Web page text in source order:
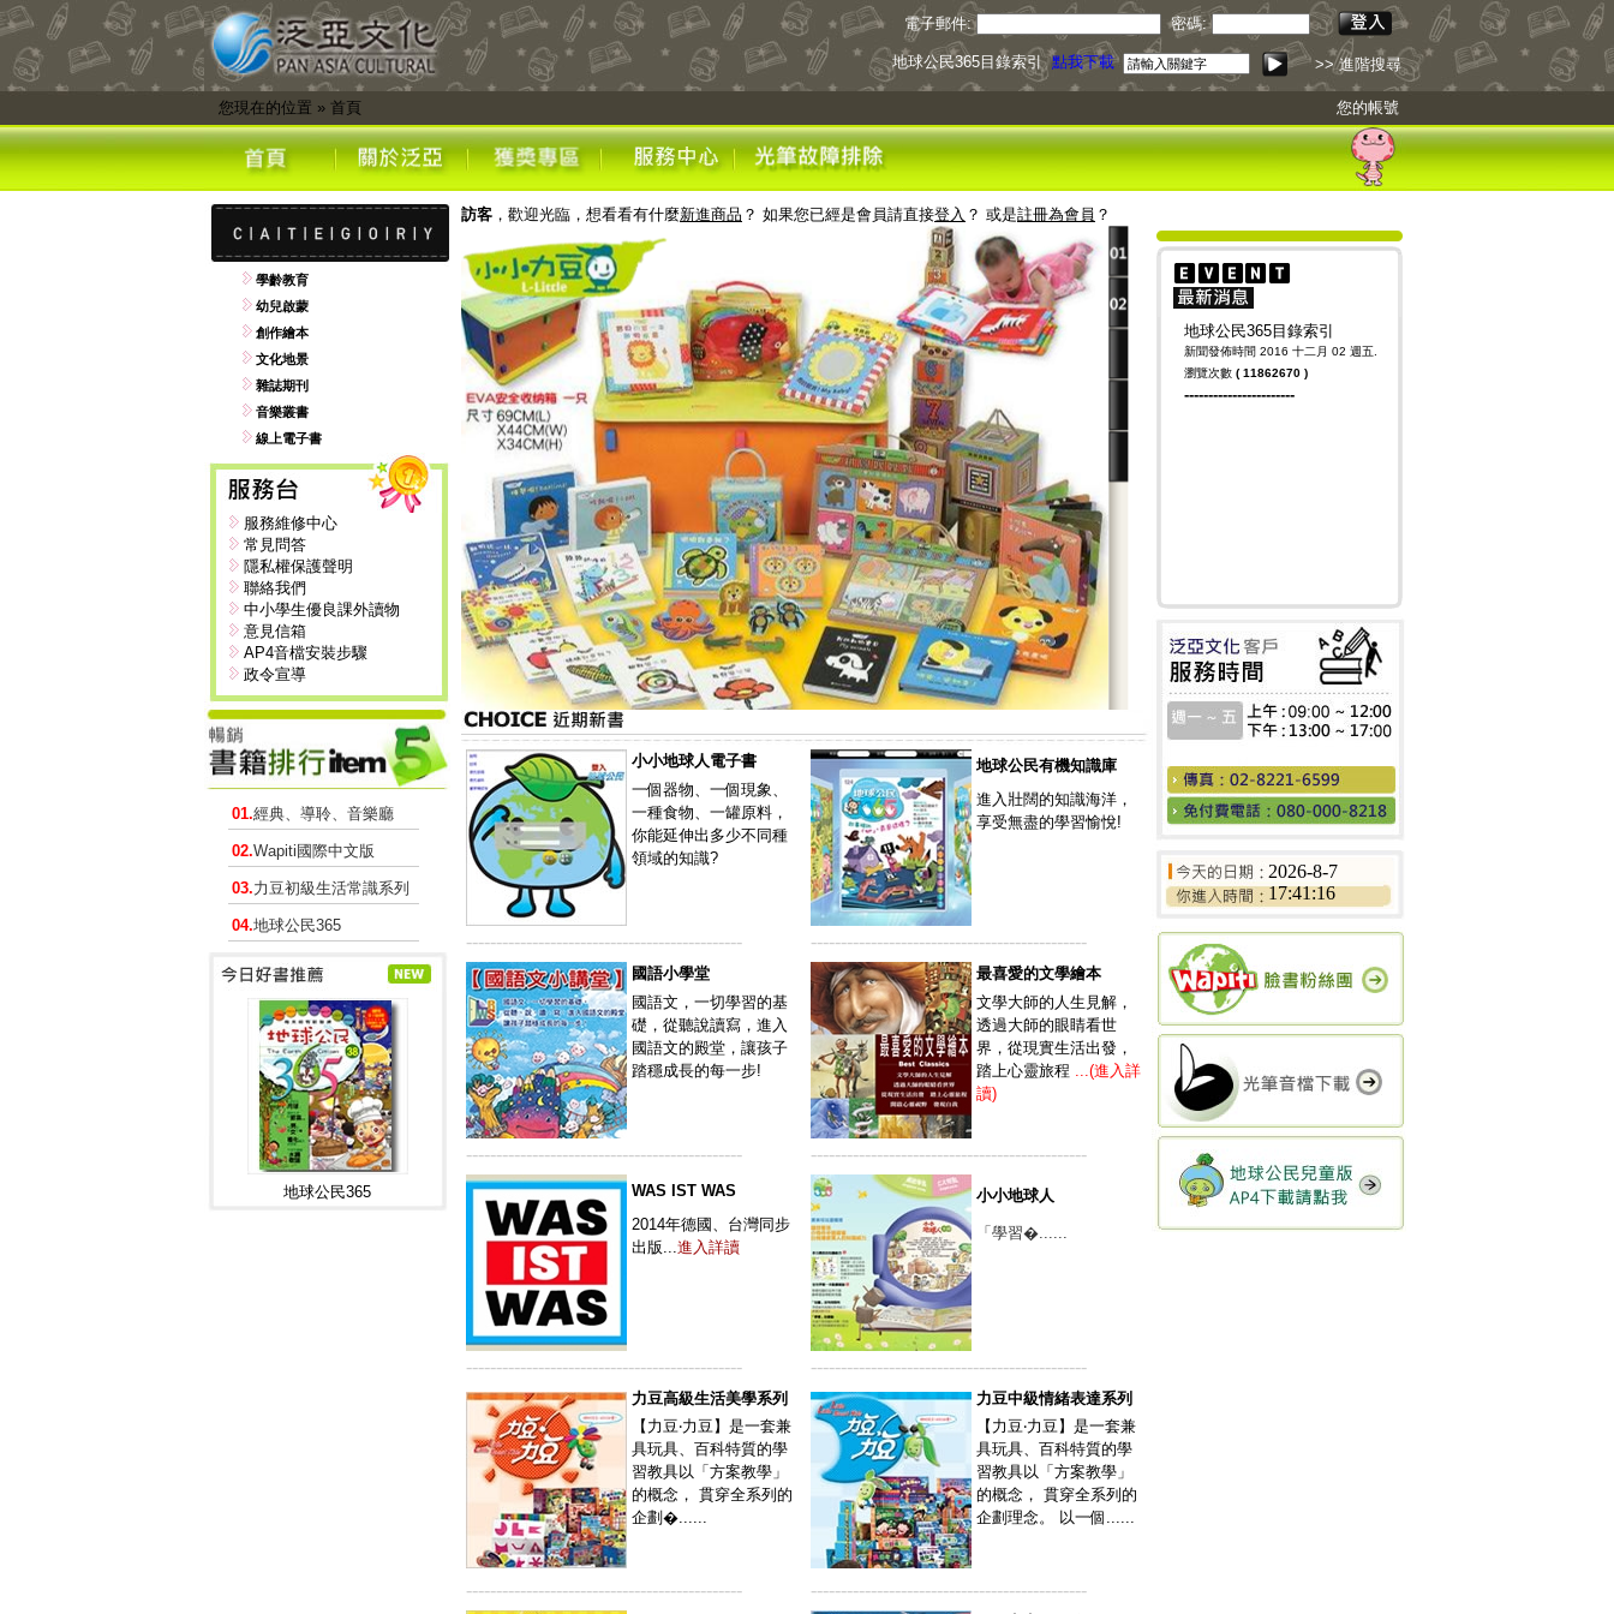
電子郵件: 密碼:
地球公民365目錄索引點我下載 >> 進階搜尋
您現在的位置 » 首頁 您的帳號
學齡教育
幼兒啟蒙
創作繪本
文化地景
雜誌期刊
音樂叢書
線上電子書
服務維修中心
常見問答
隱私權保護聲明
聯絡我們
中小學生優良課外讀物
意見信箱
AP4音檔安裝步驟
政令宣導
01.經典、導聆、音樂廳
02.Wapiti國際中文版
03.力豆初級生活常識系列
04.地球公民365
地球公民365
訪客 ，歡迎光臨，想看看有什麼新進商品 ？ 如果您已經是會員請直接登入 ？ 或是註冊為會員 ？
地球公民365目錄索引
新聞發佈時間 2016 十二月 02 週五.
瀏覽次數 ( 11862670 )
-----------------------
2026-8-7
17:41:16
小小地球人電子書
一個器物、一個現象、
一種食物、一罐原料，
你能延伸出多少不同種
領域的知識?
----------------------------------------------
地球公民有機知識庫
進入壯闊的知識海洋，
享受無盡的學習愉悅!
----------------------------------------------
國語小學堂
國語文，一切學習的基
礎，從聽說讀寫，進入
國語文的殿堂，讓孩子
踏穩成長的每一步!
----------------------------------------------
最喜愛的文學繪本
文學大師的人生見解，
透過大師的眼睛看世
界，從現實生活出發，
踏上心靈旅程 ...(進入詳
讀)
----------------------------------------------
WAS IST WAS
2014年德國、台灣同步
出版...進入詳讀
----------------------------------------------
小小地球人
「學習�......
----------------------------------------------
力豆高級生活美學系列
【力豆‧力豆】是一套兼
具玩具、百科特質的學
習教具以「方案教學」
的概念， 貫穿全系列的
企劃�......
----------------------------------------------
力豆中級情緒表達系列
【力豆‧力豆】是一套兼
具玩具、百科特質的學
習教具以「方案教學」
的概念， 貫穿全系列的
企劃理念。 以一個......
----------------------------------------------